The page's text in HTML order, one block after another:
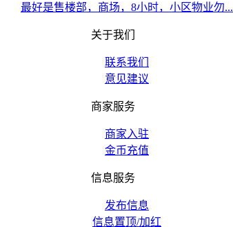
最好是售楼部，商场，8小时，小区物业勿...
关于我们
联系我们
意见建议
商家服务
商家入驻
金币充值
信息服务
发布信息
信息置顶/加红